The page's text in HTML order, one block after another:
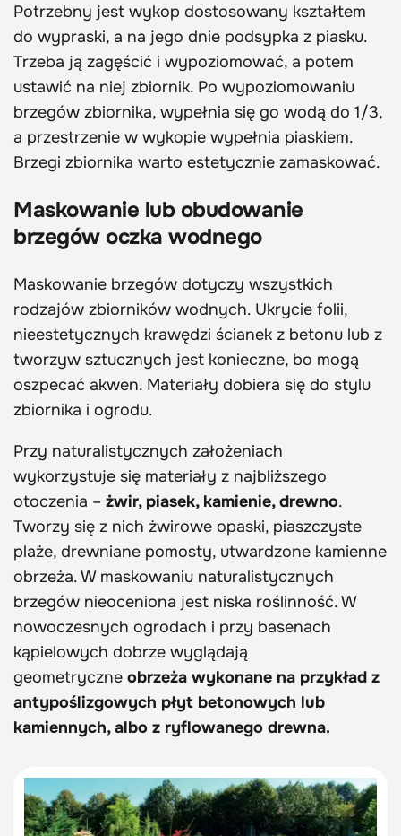
Potrzebny jest wykop dostosowany kształtem
do wypraski, a na jego dnie podsypka z piasku.
Trzeba ją zagęścić i wypoziomować, a potem
ustawić na niej zbiornik. Po wypoziomowaniu
brzegów zbiornika, wypełnia się go wodą do 1/3,
a przestrzenie w wykopie wypełnia piaskiem.
Brzegi zbiornika warto estetycznie zamaskować.
Maskowanie lub obudowanie
brzegów oczka wodnego
Maskowanie brzegów dotyczy wszystkich
rodzajów zbiorników wodnych. Ukrycie folii,
nieestetycznych krawędzi ścianek z betonu lub z
tworzyw sztucznych jest konieczne, bo mogą
oszpecać akwen. Materiały dobiera się do stylu
zbiornika i ogrodu.
Przy naturalistycznych założeniach
wykorzystuje się materiały z najbliższego
otoczenia – żwir, piasek, kamienie, drewno.
Tworzy się z nich żwirowe opaski, piaszczyste
plaże, drewniane pomosty, utwardzone kamienne
obrzeża. W maskowaniu naturalistycznych
brzegów nieoceniona jest niska roślinność. W
nowoczesnych ogrodach i przy basenach
kąpielowych dobrze wyglądają
geometryczne obrzeża wykonane na przykład z
antypoślizgowych płyt betonowych lub
kamiennych, albo z ryflowanego drewna.